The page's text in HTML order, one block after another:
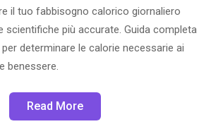
il tuo fabbisogno calorico giornaliero
scientifiche più accurate. Guida completa
determinare le calorie necessarie ai
benessere.
Read More